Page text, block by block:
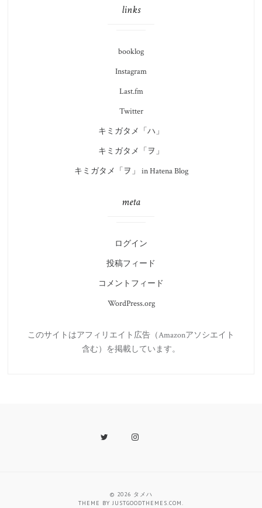
links
booklog
Instagram
Last.fm
Twitter
キミガタメ「ハ」
キミガタメ「ヲ」
キミガタメ「ヲ」 in Hatena Blog
meta
ログイン
投稿フィード
コメントフィード
WordPress.org
このサイトはアフィリエイト広告（Amazonアソシエイト
含む）を掲載しています。
Twitter Instagram
© 2026 タメハ
THEME BYJUSTGOODTHEMES.COM.